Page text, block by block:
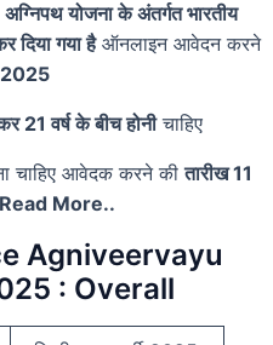
योजना के अंतर्गत भारतीय
दिया गया हैऑनलाइन आवेदन करने
2025
21 वर्ष के बीच होनीचाहिए
चाहिए आवेदक करने कीतारीख 11
More..
Agniveervayu
: Overall